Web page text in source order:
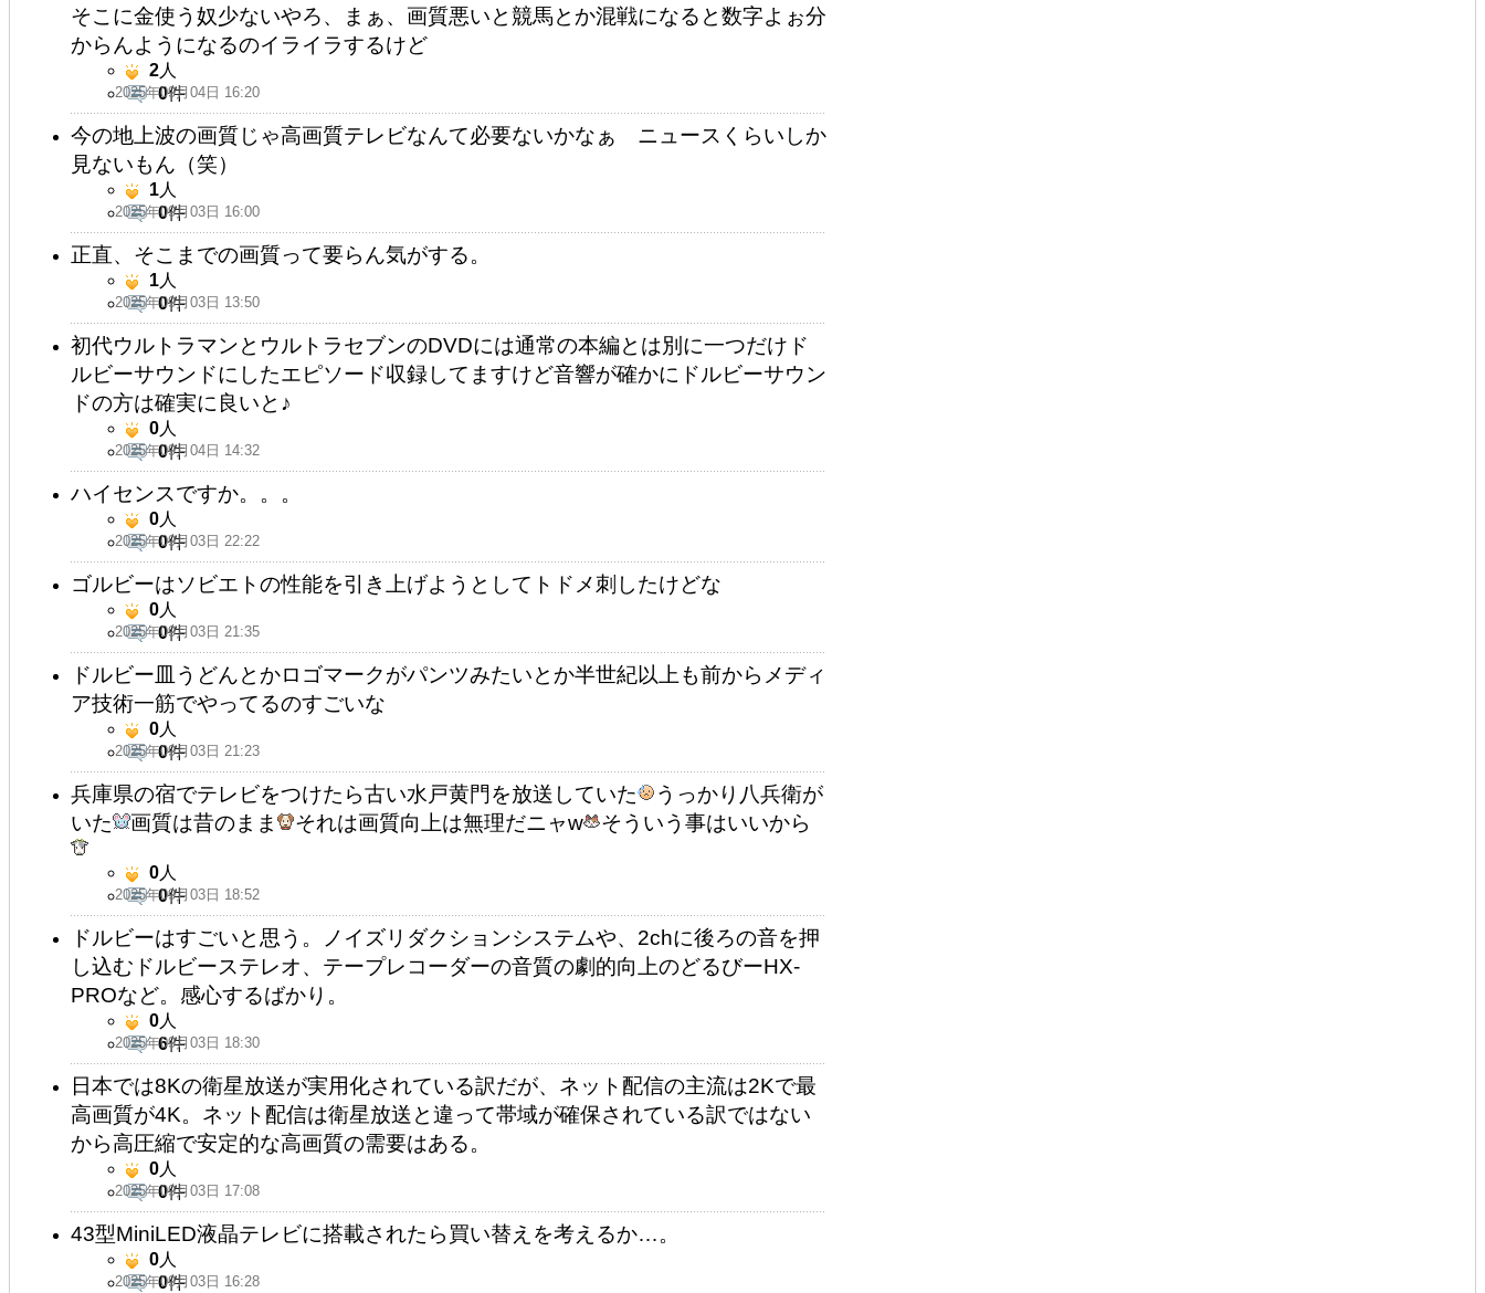
そこに金使う奴少ないやろ、まぁ、画質悪いと競馬とか混戦になると数字よぉ分
からんようになるのイライラするけど
2025年09月04日 16:20
2人
0件
今の地上波の画質じゃ高画質テレビなんて必要ないかなぁ ニュースくらいしか
見ないもん（笑）
2025年09月03日 16:00
1人
0件
正直、そこまでの画質って要らん気がする。
2025年09月03日 13:50
1人
0件
初代ウルトラマンとウルトラセブンのDVDには通常の本編とは別に一つだけド
ルビーサウンドにしたエピソード収録してますけど音響が確かにドルビーサウン
ドの方は確実に良いと♪
2025年09月04日 14:32
0人
0件
ハイセンスですか。。。
2025年09月03日 22:22
0人
0件
ゴルビーはソビエトの性能を引き上げようとしてトドメ刺したけどな
2025年09月03日 21:35
0人
0件
ドルビー皿うどんとかロゴマークがパンツみたいとか半世紀以上も前からメディ
ア技術一筋でやってるのすごいな
2025年09月03日 21:23
0人
0件
兵庫県の宿でテレビをつけたら古い水戸黄門を放送していた
うっかり八兵衛が
いた
画質は昔のまま それは画質向上は無理だニャw そういう事はいいから
2025年09月03日 18:52
0人
0件
ドルビーはすごいと思う。ノイズリダクションシステムや、2chに後ろの音を押
し込むドルビーステレオ、テープレコーダーの音質の劇的向上のどるびーHX-
PROなど。感心するばかり。
2025年09月03日 18:30
0人
6件
日本では8Kの衛星放送が実用化されている訳だが、ネット配信の主流は2Kで最
高画質が4K。ネット配信は衛星放送と違って帯域が確保されている訳ではない
から高圧縮で安定的な高画質の需要はある。
2025年09月03日 17:08
0人
0件
43型MiniLED液晶テレビに搭載されたら買い替えを考えるか…。
2025年09月03日 16:28
0人
0件